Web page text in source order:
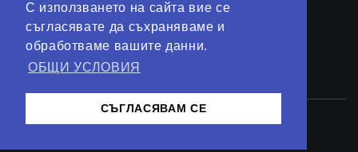
С използването на сайта вие се
съгласявате да съхраняваме и
обработваме вашите данни.
ОБЩИ УСЛОВИЯ
СЪГЛАСЯВАМ СЕ
ТЕХНОЛОГИИ
АНАЛИЗИ
СВЯТ
© 2023 – Сайт отKirov Invest Group